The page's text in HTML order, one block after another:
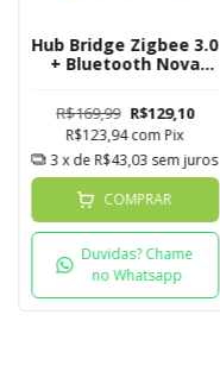
Hub Bridge Zigbee 3.0
+ Bluetooth Nova
R$169,99 R$129,10
R$123,94com Pix
3 x de R$43,03 sem juros
COMPRAR
Duvidas? Chame
no Whatsapp